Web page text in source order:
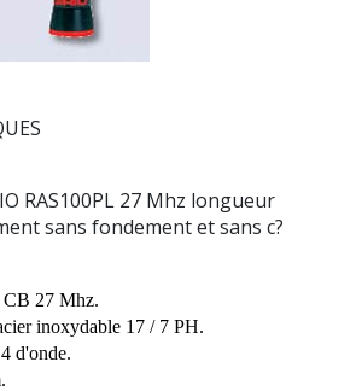
RAS100PL 27 Mhz longueur
sans fondement et sans c?
CB 27 Mhz.
inoxydable 17 / 7 PH.
d'onde.